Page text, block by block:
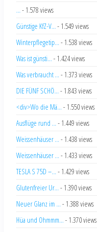
... - 1.578 views
Günstige KfZ-V... - 1.549 views
Winterpflegetip... - 1.538 views
Was ist günsti... - 1.424 views
Was verbraucht ... - 1.373 views
DIE FÜNF SCHÖ... - 1.843 views
<div>Wo die Mä... - 1.550 views
Ausflüge rund ... - 1.449 views
Weissenhäuser ... - 1.438 views
Weissenhäuser ... - 1.433 views
TESLA S 75D –... - 1.429 views
Glutenfreier Ur... - 1.390 views
Neuer Glanz im ... - 1.388 views
Hüa und Ohmmm... - 1.370 views